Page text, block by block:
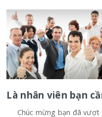
Là nhân viên bạn
Chúc mừng bạn đã vượt